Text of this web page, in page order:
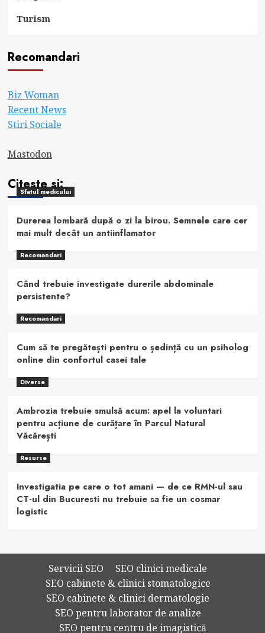
Turism
Recomandari
Biz Woman
Recent News
Stiri Sociale
Mastodon
Citeste si:
Sfatul medicului
Durerea lombară după o zi la birou. Semnele care cer
mai mult decât un antiinflamator
Recomandari
Când trebuie investigate durerile abdominale
persistente?
Recomandari
Cum să te pregătești pentru o ședință cu un psiholog
online din confortul casei tale
Diverse
Ambrozia trebuie smulsă acum: apel la voluntari
pentru acțiune de curățare în Parcul Natural
Văcărești
Resurse
Investigatia pe care o tot amani — de ce RMN-ul sau
CT-ul din Bucuresti nu trebuie sa fie un cosmar
logistic
Servicii SEO
SEO clinici medicale
SEO cabinete & clinici stomatologice
SEO cabinete & clinici dermatologie
SEO pentru laborator de analize
SEO pentru centru de imagistică